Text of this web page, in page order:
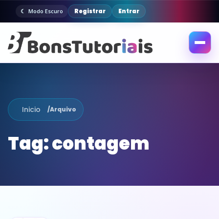
Modo Escuro Registrar Entrar
Abrir
Inicio /Arquivo
Tag:contagem